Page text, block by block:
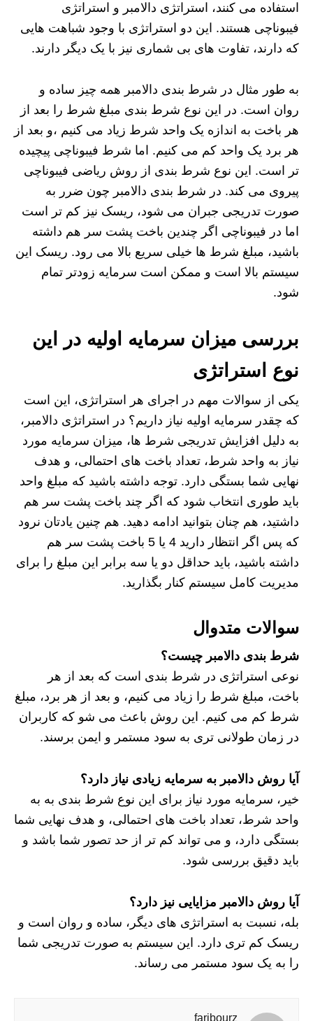
استفاده می‌ کنند، استراتژی دالامبر و استراتژی
فیبوناچی هستند. این دو استراتژی با وجود شباهت هایی
که دارند، تفاوت های بی شماری نیز با یک دیگر دارند.
به طور مثال در شرط بندی دالامبر همه چیز ساده و
روان است. در این نوع شرط بندی مبلغ شرط را بعد از
هر باخت به اندازه یک واحد شرط زیاد می کنیم ،و بعد از
هر برد یک واحد کم می کنیم. اما شرط فیبوناچی پیچیده
تر است. این نوع شرط بندی از روش ریاضی فیبوناچی
پیروی می کند. در شرط بندی دالامبر چون ضرر به
صورت تدریجی جبران می شود، ریسک نیز کم تر است
اما در فیبوناچی اگر چندین باخت پشت سر هم داشته
باشید، مبلغ شرط‌ ها خیلی سریع بالا می‌ رود. ریسک این
سیستم بالا است و ممکن است سرمایه زودتر تمام
شود.
بررسی میزان سرمایه اولیه در این
نوع استراتژی
یکی از سوالات مهم در اجرای هر استراتژی، این است
که چقدر سرمایه اولیه نیاز داریم؟ در استراتژی دالامبر،
به دلیل افزایش تدریجی شرط‌ ها، میزان سرمایه مورد
نیاز به واحد شرط، تعداد باخت‌ های احتمالی، و هدف
نهایی شما بستگی دارد. توجه داشته باشید که مبلغ واحد
باید طوری انتخاب شود که اگر چند باخت پشت سر هم
داشتید، هم چنان بتوانید ادامه دهید. هم چنین یادتان نرود
که پس اگر انتظار دارید 4 یا 5 باخت پشت سر هم
داشته باشید، باید حداقل دو یا سه برابر این مبلغ را برای
مدیریت کامل سیستم کنار بگذارید.
سوالات متدوال
شرط بندی دالامبر چیست؟
نوعی استراتژی در شرط بندی است که بعد از هر
باخت، مبلغ شرط را زیاد می کنیم، و بعد از هر برد، مبلغ
شرط کم می کنیم. این روش باعث می شو که کاربران
در زمان طولانی تری به سود مستمر و ایمن برسند.
آیا روش دالامبر به سرمایه زیادی نیاز دارد؟
خیر، سرمایه مورد نیاز برای این نوع شرط بندی به به
واحد شرط، تعداد باخت‌ های احتمالی، و هدف نهایی شما
بستگی دارد، و می تواند کم تر از حد تصور شما باشد و
باید دقیق بررسی شود.
آیا روش دالامبر مزایایی نیز دارد؟
بله، نسبت به استراتژی های دیگر، ساده و روان است و
ریسک کم تری دارد. این سیستم به صورت تدریجی شما
را به یک سود مستمر می رساند.
faribourz